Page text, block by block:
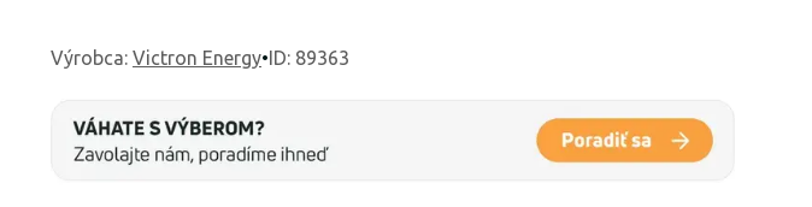
Výrobca: Victron Energy•ID: 89363